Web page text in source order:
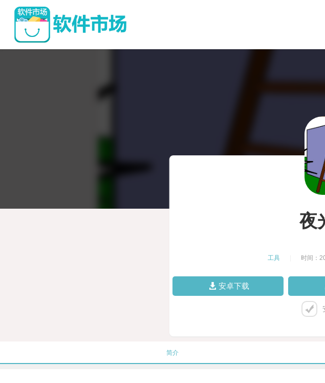
夜
工具 时间：
安卓下载
简介